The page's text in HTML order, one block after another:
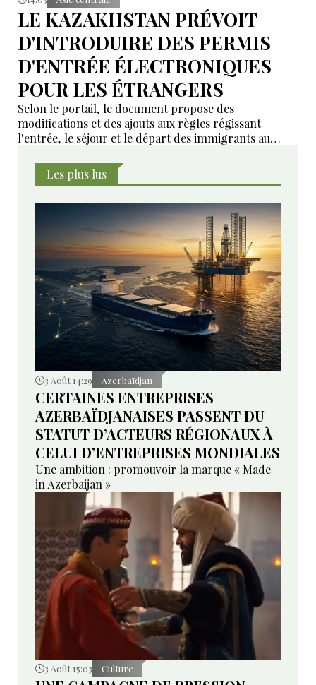
LE KAZAKHSTAN PRÉVOIT
D'INTRODUIRE DES PERMIS
D'ENTRÉE ÉLECTRONIQUES
POUR LES ÉTRANGERS
Selon le portail, le document propose des
modifications et des ajouts aux règles régissant
l'entrée, le séjour et le départ des immigrants au
Les plus lus
3 Août 14:29 Azerbaïdjan
CERTAINES ENTREPRISES
AZERBAÏDJANAISES PASSENT DU
STATUT D’ACTEURS RÉGIONAUX À
CELUI D’ENTREPRISES MONDIALES
Une ambition : promouvoir la marque « Made
in Azerbaijan »
3 Août 15:03 Culture